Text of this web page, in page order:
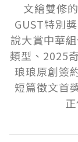
文繪雙修
GUST特別
說大賞中華
類型、2025
琅琅原創簽
短篇徵文首